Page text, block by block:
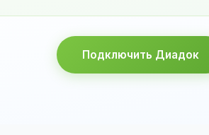
Подключить Диадок